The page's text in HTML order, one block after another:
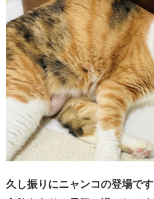
久し振りにニャンコの登場です